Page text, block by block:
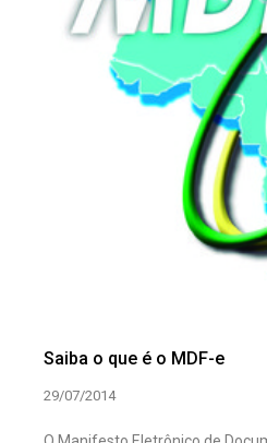
Saiba o que é o MDF-e
29/07/2014